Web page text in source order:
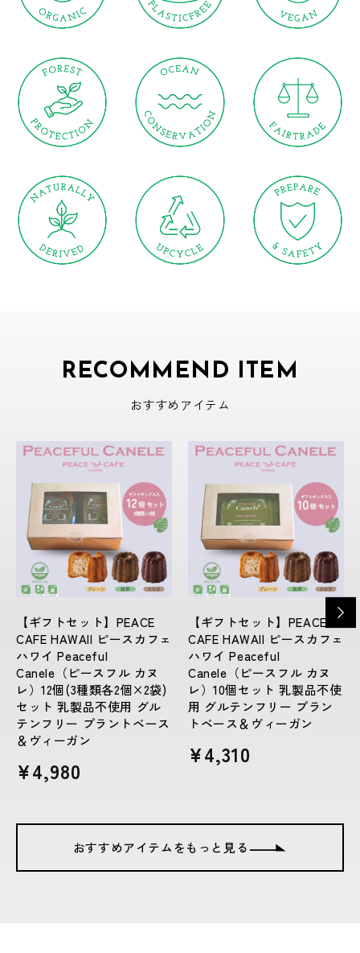
RECOMMEND ITEM
おすすめアイテム
【ギフトセット】PEACE
CAFE HAWAII ピースカフェ
ハワイ Peaceful
Canele（ピースフル カヌ
レ）12個(3種類各2個×2袋)
セット 乳製品不使用 グル
テンフリー プラントベース
＆ヴィーガン
通
常
格
¥4,980
【ギフトセット】PEACE
CAFE HAWAII ピースカフェ
ハワイ Peaceful
Canele（ピースフル カヌ
レ）10個セット 乳製品不使
用 グルテンフリー プラン
トベース＆ヴィーガン
通
常
¥4,310
おすすめアイテムをもっと見る